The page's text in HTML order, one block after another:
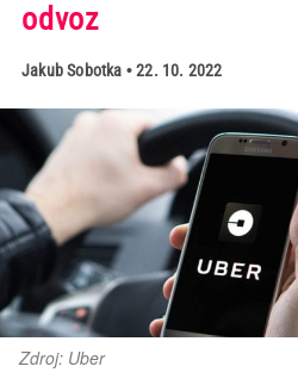
odvoz
Jakub Sobotka • 22. 10. 2022
Zdroj: Uber